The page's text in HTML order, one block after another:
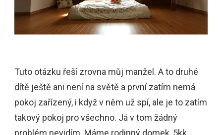
Tuto otázku řeší zrovna můj manžel. A to druhé
dítě ještě ani není na světě a první zatím nemá
pokoj zařízený, i když v něm už spí, ale je to zatím
takový pokoj pro všechno. Já v tom žádný
problém nevidím. Máme rodinný domek, 5kk,